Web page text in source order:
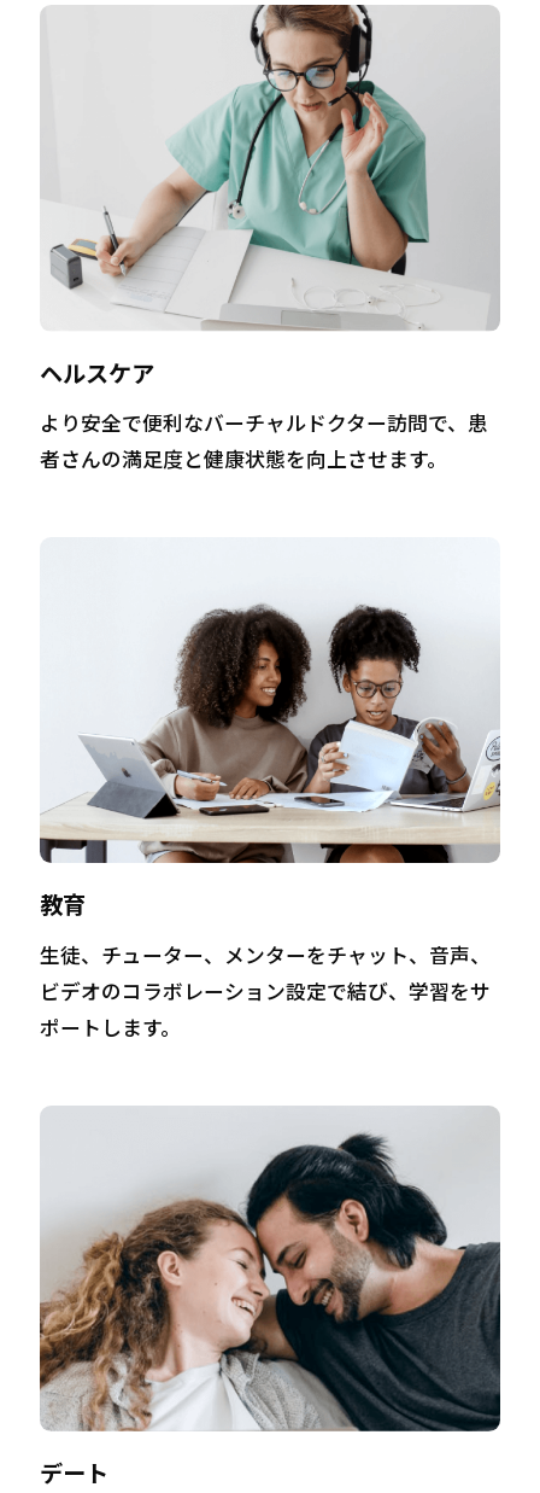
ヘルスケア
より安全で便利なバーチャルドクター訪問で、患
者さんの満足度と健康状態を向上させます。
教育
生徒、チューター、メンターをチャット、音声、
ビデオのコラボレーション設定で結び、学習をサ
ポートします。
デート